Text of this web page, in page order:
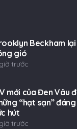
Beckham
gió
trước
mới của Đen Vâu
“hạt sạn”
hút
trước